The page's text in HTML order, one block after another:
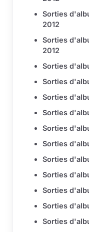
Sorties
2012
Sorties
2012
Sorties
Sorties
Sorties
Sorties
Sorties
Sorties
Sorties
Sorties
Sorties
Sorties
Sorties